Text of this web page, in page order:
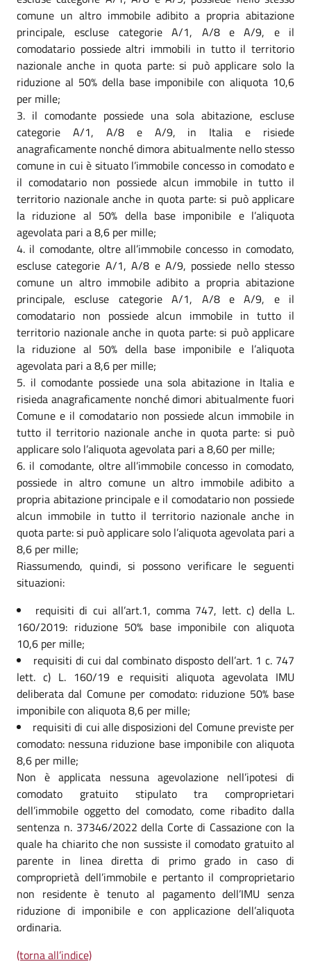
comune un altro immobile adibito a propria abitazione
principale, escluse categorie A/1, A/8 e A/9, e il
comodatario possiede altri immobili in tutto il territorio
nazionale anche in quota parte: si può applicare solo la
riduzione al 50% della base imponibile con aliquota 10,6
per mille;
il comodante possiede una sola abitazione, escluse
categorie A/1, A/8 e A/9, in Italia e risiede
anagraficamente nonché dimora abitualmente nello stesso
comune in cui è situato l’immobile concesso in comodato e
il comodatario non possiede alcun immobile in tutto il
territorio nazionale anche in quota parte: si può applicare
la riduzione al 50% della base imponibile e l’aliquota
agevolata pari a 8,6 per mille;
il comodante, oltre all’immobile concesso in comodato,
escluse categorie A/1, A/8 e A/9, possiede nello stesso
comune un altro immobile adibito a propria abitazione
principale, escluse categorie A/1, A/8 e A/9, e il
comodatario non possiede alcun immobile in tutto il
territorio nazionale anche in quota parte: si può applicare
la riduzione al 50% della base imponibile e l’aliquota
agevolata pari a 8,6 per mille;
il comodante possiede una sola abitazione in Italia e
risieda anagraficamente nonché dimori abitualmente fuori
Comune e il comodatario non possiede alcun immobile in
tutto il territorio nazionale anche in quota parte: si può
applicare solo l’aliquota agevolata pari a 8,60 per mille;
il comodante, oltre all’immobile concesso in comodato,
possiede in altro comune un altro immobile adibito a
propria abitazione principale e il comodatario non possiede
alcun immobile in tutto il territorio nazionale anche in
quota parte: si può applicare solo l’aliquota agevolata pari a
8,6 per mille;
Riassumendo, quindi, si possono verificare le seguenti
situazioni:
requisiti di cui all’art.1, comma 747, lett. c) della L.
160/2019: riduzione 50% base imponibile con aliquota
10,6 per mille;
requisiti di cui dal combinato disposto dell’art. 1 c. 747
lett. c) L. 160/19 e requisiti aliquota agevolata IMU
deliberata dal Comune per comodato: riduzione 50% base
imponibile con aliquota 8,6 per mille;
requisiti di cui alle disposizioni del Comune previste per
comodato: nessuna riduzione base imponibile con aliquota
8,6 per mille;
Non è applicata nessuna agevolazione nell’ipotesi di
comodato gratuito stipulato tra comproprietari
dell’immobile oggetto del comodato, come ribadito dalla
sentenza n. 37346/2022 della Corte di Cassazione con la
quale ha chiarito che non sussiste il comodato gratuito al
parente in linea diretta di primo grado in caso di
comproprietà dell’immobile e pertanto il comproprietario
non residente è tenuto al pagamento dell’IMU senza
riduzione di imponibile e con applicazione dell’aliquota
ordinaria.
(torna all’indice)